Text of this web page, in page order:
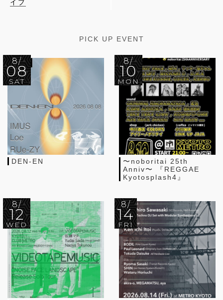
イブ
PICK UP EVENT
8/
08
SAT
DEN-EN
8/
10
MON
〜noboritai 25th
Anniv〜 『REGGAE
Kyotosplash4』
8/
12
WED
8/
14
FRI